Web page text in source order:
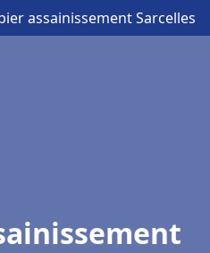
assainissement Sarcelles